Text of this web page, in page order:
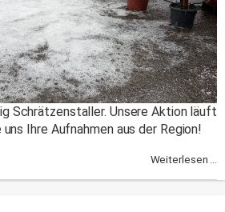
Schrätzenstaller. Unsere Aktion läuft
Ihre Aufnahmen aus der Region!
Weiterlesen ...